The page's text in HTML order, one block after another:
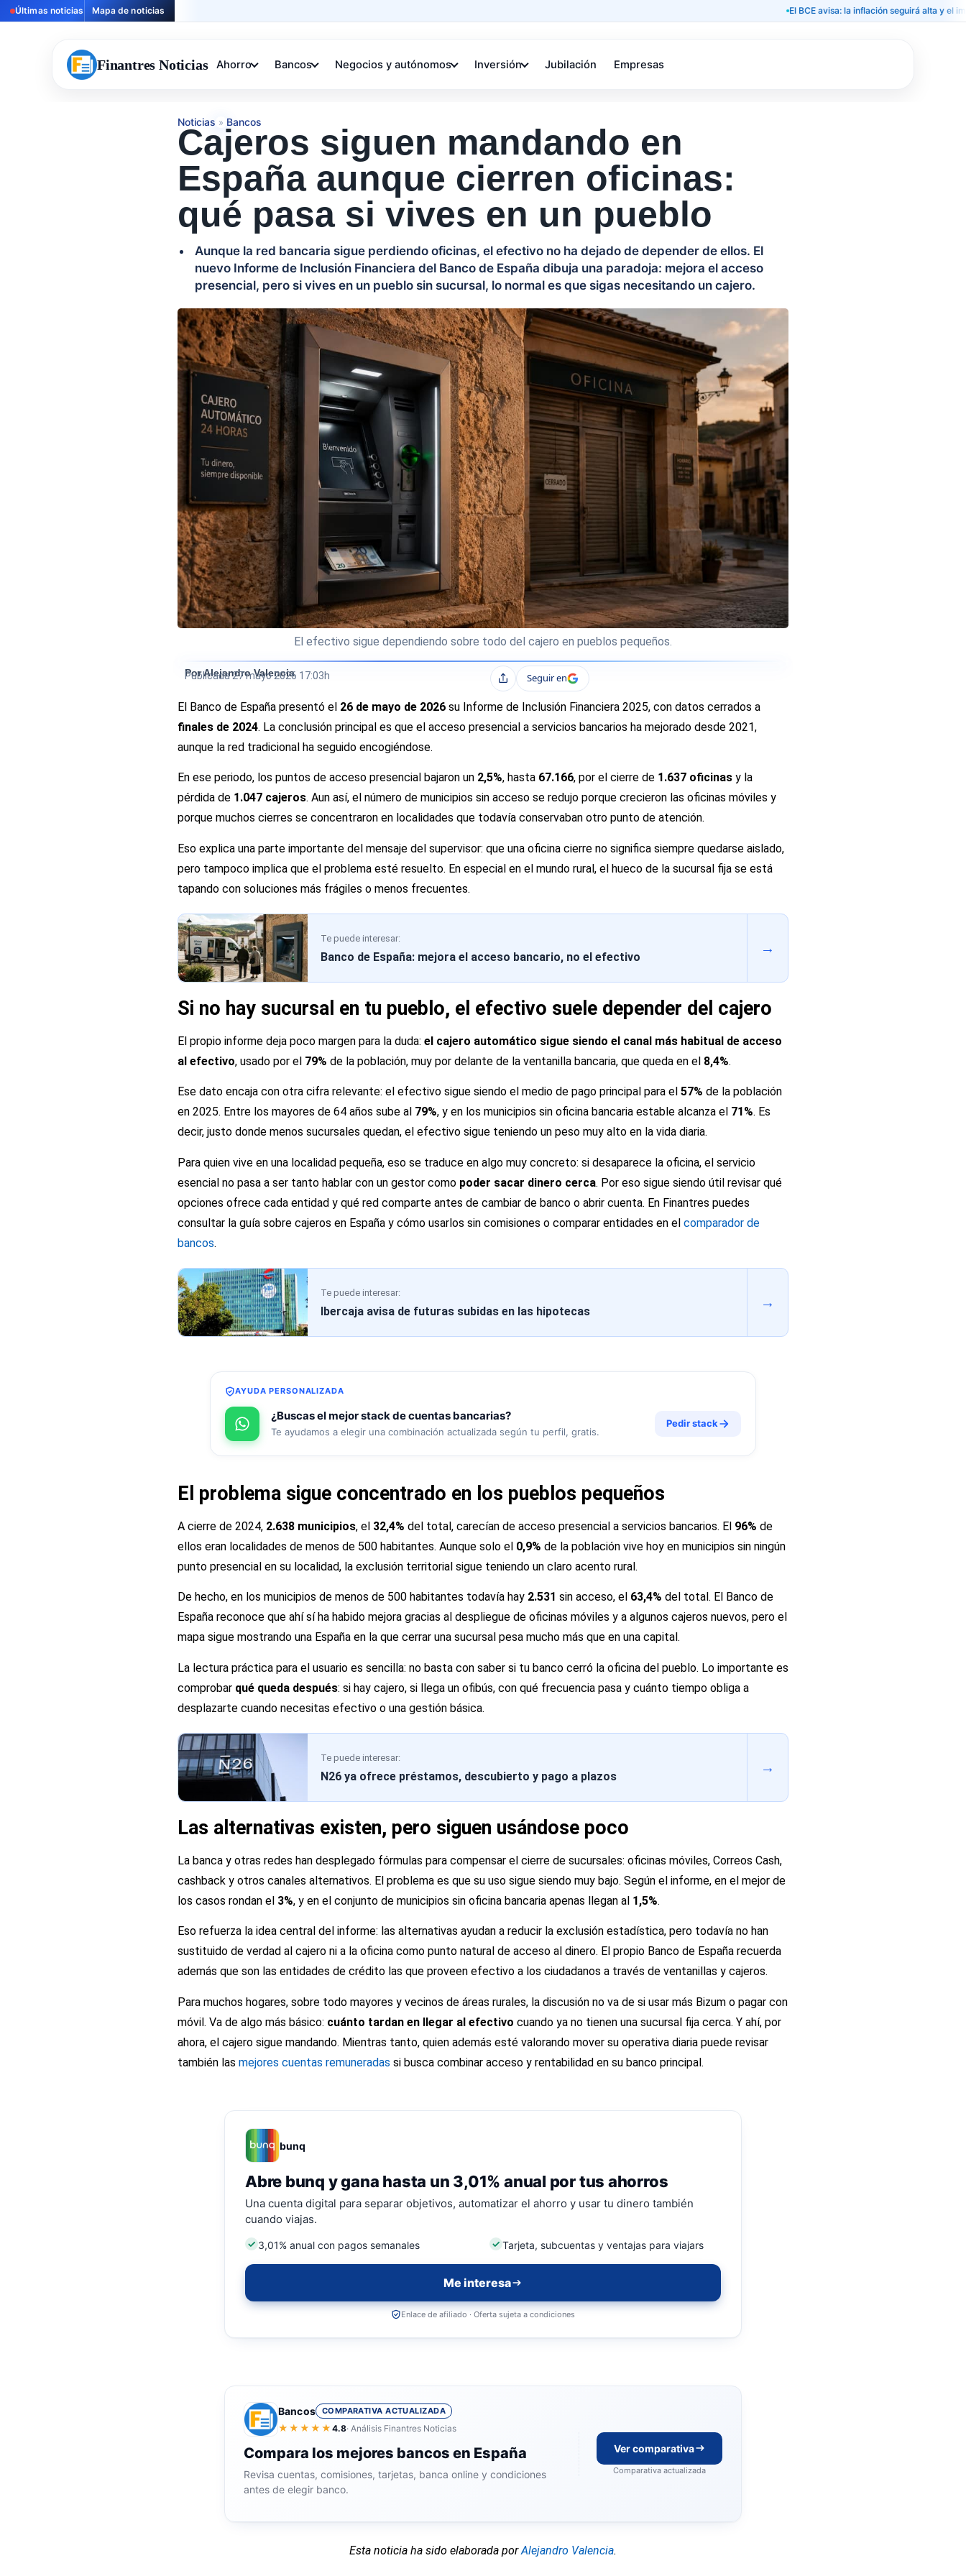
Últimas noticias Mapa de noticias El BCE avisa: la inflación seguirá alta y el impacto
Finantres Noticias Ahorro Bancos Negocios y autónomos Inversión Jubilación Empresas
Noticias » Bancos
Cajeros siguen mandando en
España aunque cierren oficinas:
qué pasa si vives en un pueblo
Aunque la red bancaria sigue perdiendo oficinas, el efectivo no ha dejado de depender de ellos. El
nuevo Informe de Inclusión Financiera del Banco de España dibuja una paradoja: mejora el acceso
presencial, pero si vives en un pueblo sin sucursal, lo normal es que sigas necesitando un cajero.
El efectivo sigue dependiendo sobre todo del cajero en pueblos pequeños.
Por Alejandro Valencia
Publicada27 mayo 2026 17:03h CompartirSeguir en
El Banco de España presentó el 26 de mayo de 2026 su Informe de Inclusión Financiera 2025, con datos cerrados a
finales de 2024. La conclusión principal es que el acceso presencial a servicios bancarios ha mejorado desde 2021,
aunque la red tradicional ha seguido encogiéndose.
En ese periodo, los puntos de acceso presencial bajaron un 2,5%, hasta 67.166, por el cierre de 1.637 oficinas y la
pérdida de 1.047 cajeros. Aun así, el número de municipios sin acceso se redujo porque crecieron las oficinas móviles y
porque muchos cierres se concentraron en localidades que todavía conservaban otro punto de atención.
Eso explica una parte importante del mensaje del supervisor: que una oficina cierre no significa siempre quedarse aislado,
pero tampoco implica que el problema esté resuelto. En especial en el mundo rural, el hueco de la sucursal fija se está
tapando con soluciones más frágiles o menos frecuentes.
Te puede interesar:
Banco de España: mejora el acceso bancario, no el efectivo
→
Si no hay sucursal en tu pueblo, el efectivo suele depender del cajero
El propio informe deja poco margen para la duda: el cajero automático sigue siendo el canal más habitual de acceso
al efectivo, usado por el 79% de la población, muy por delante de la ventanilla bancaria, que queda en el 8,4%.
Ese dato encaja con otra cifra relevante: el efectivo sigue siendo el medio de pago principal para el 57% de la población
en 2025. Entre los mayores de 64 años sube al 79%, y en los municipios sin oficina bancaria estable alcanza el 71%. Es
decir, justo donde menos sucursales quedan, el efectivo sigue teniendo un peso muy alto en la vida diaria.
Para quien vive en una localidad pequeña, eso se traduce en algo muy concreto: si desaparece la oficina, el servicio
esencial no pasa a ser tanto hablar con un gestor como poder sacar dinero cerca. Por eso sigue siendo útil revisar qué
opciones ofrece cada entidad y qué red comparte antes de cambiar de banco o abrir cuenta. En Finantres puedes
consultar la guía sobre cajeros en España y cómo usarlos sin comisiones o comparar entidades en el comparador de
bancos.
Te puede interesar:
Ibercaja avisa de futuras subidas en las hipotecas
→
AYUDA PERSONALIZADA
¿Buscas el mejor stack de cuentas bancarias?
Te ayudamos a elegir una combinación actualizada según tu perfil, gratis.
Pedir stack
El problema sigue concentrado en los pueblos pequeños
A cierre de 2024, 2.638 municipios, el 32,4% del total, carecían de acceso presencial a servicios bancarios. El 96% de
ellos eran localidades de menos de 500 habitantes. Aunque solo el 0,9% de la población vive hoy en municipios sin ningún
punto presencial en su localidad, la exclusión territorial sigue teniendo un claro acento rural.
De hecho, en los municipios de menos de 500 habitantes todavía hay 2.531 sin acceso, el 63,4% del total. El Banco de
España reconoce que ahí sí ha habido mejora gracias al despliegue de oficinas móviles y a algunos cajeros nuevos, pero el
mapa sigue mostrando una España en la que cerrar una sucursal pesa mucho más que en una capital.
La lectura práctica para el usuario es sencilla: no basta con saber si tu banco cerró la oficina del pueblo. Lo importante es
comprobar qué queda después: si hay cajero, si llega un ofibús, con qué frecuencia pasa y cuánto tiempo obliga a
desplazarte cuando necesitas efectivo o una gestión básica.
Te puede interesar:
N26 ya ofrece préstamos, descubierto y pago a plazos
→
Las alternativas existen, pero siguen usándose poco
La banca y otras redes han desplegado fórmulas para compensar el cierre de sucursales: oficinas móviles, Correos Cash,
cashback y otros canales alternativos. El problema es que su uso sigue siendo muy bajo. Según el informe, en el mejor de
los casos rondan el 3%, y en el conjunto de municipios sin oficina bancaria apenas llegan al 1,5%.
Eso refuerza la idea central del informe: las alternativas ayudan a reducir la exclusión estadística, pero todavía no han
sustituido de verdad al cajero ni a la oficina como punto natural de acceso al dinero. El propio Banco de España recuerda
además que son las entidades de crédito las que proveen efectivo a los ciudadanos a través de ventanillas y cajeros.
Para muchos hogares, sobre todo mayores y vecinos de áreas rurales, la discusión no va de si usar más Bizum o pagar con
móvil. Va de algo más básico: cuánto tardan en llegar al efectivo cuando ya no tienen una sucursal fija cerca. Y ahí, por
ahora, el cajero sigue mandando. Mientras tanto, quien además esté valorando mover su operativa diaria puede revisar
también las mejores cuentas remuneradas si busca combinar acceso y rentabilidad en su banco principal.
bunq
Abre bunq y gana hasta un 3,01% anual por tus ahorros
Una cuenta digital para separar objetivos, automatizar el ahorro y usar tu dinero también
cuando viajas.
3,01% anual con pagos semanales Tarjeta, subcuentas y ventajas para viajars
Me interesa
Enlace de afiliado · Oferta sujeta a condiciones
Bancos COMPARATIVA ACTUALIZADA
★★★★★ 4.8· Análisis Finantres Noticias
Compara los mejores bancos en España
Revisa cuentas, comisiones, tarjetas, banca online y condiciones
antes de elegir banco.
Ver comparativa
Comparativa actualizada
Esta noticia ha sido elaborada porAlejandro Valencia.